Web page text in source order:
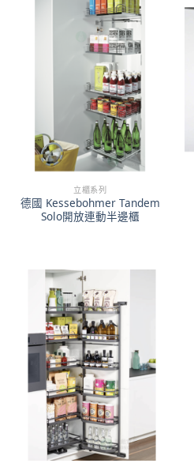
立櫃系列
德國 Kessebohmer Tandem
Solo開放連動半邊櫃